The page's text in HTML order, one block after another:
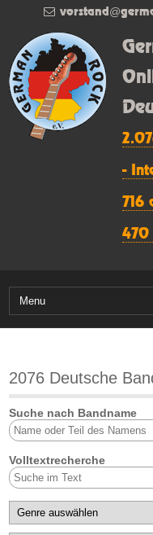
-
716
470
2076 Deutsche
Suche nach Bandname
Volltextrecherche